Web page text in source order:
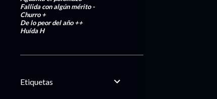
Fallida con algún mérito-
Churro+
De lo peor del año++
HuídaH
Etiquetas